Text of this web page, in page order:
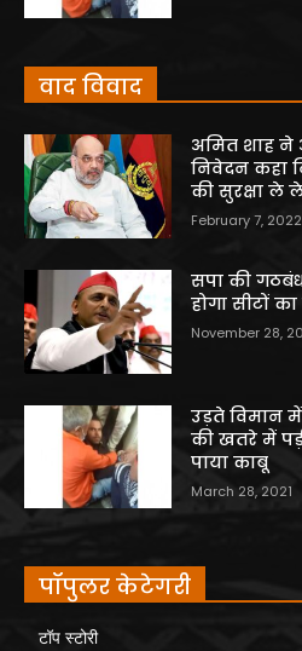
वाद विवाद
अमित शाह ने
निवेदन कहा
की सुरक्षा ले
February 7, 2022
सपा की
होगा सीटों
November 28,
उड़ते विमान
की खतरे में
पाया काबू
March 28, 2021
पॉपुलर केटेगरी
टॉप स्टोरी